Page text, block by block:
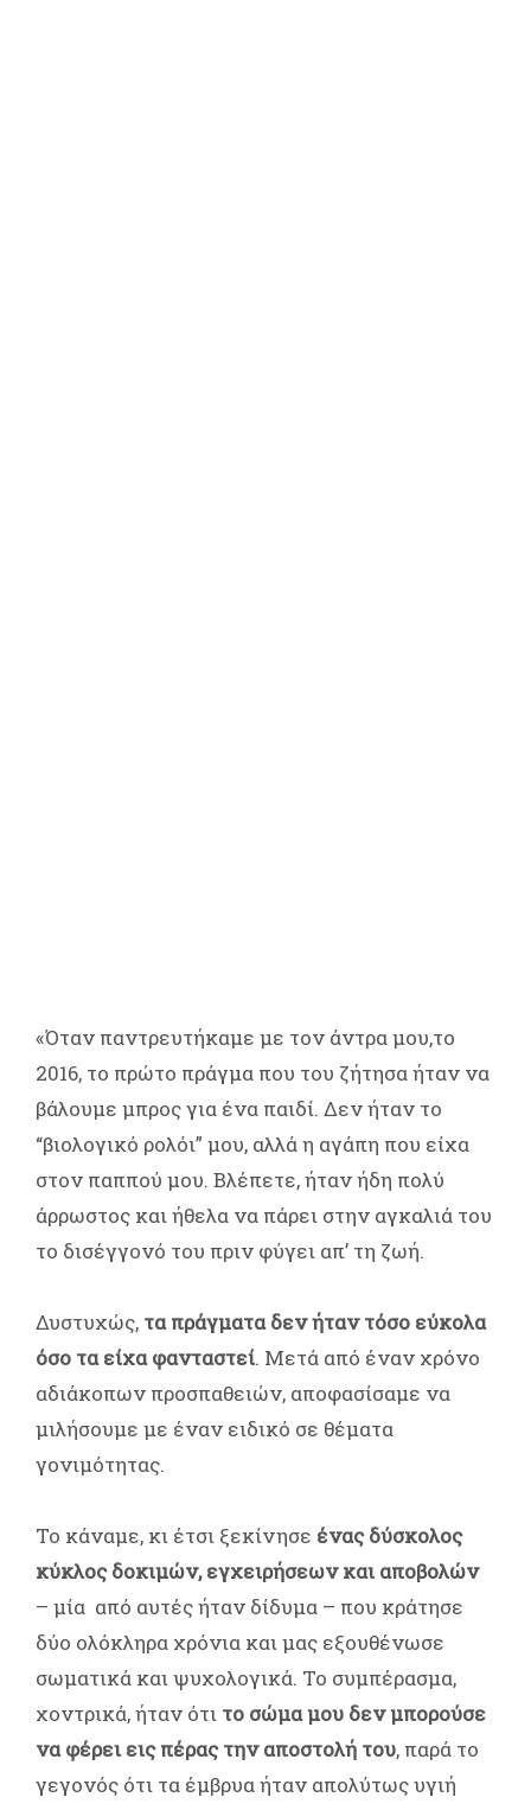
«Όταν παντρευτήκαμε με τον άντρα μου,το
2016, το πρώτο πράγμα που του ζήτησα ήταν να
βάλουμε μπρος για ένα παιδί. Δεν ήταν το
“βιολογικό ρολόι” μου, αλλά η αγάπη που είχα
στον παππού μου. Βλέπετε, ήταν ήδη πολύ
άρρωστος και ήθελα να πάρει στην αγκαλιά του
το δισέγγονό του πριν φύγει απ’ τη ζωή.
Δυστυχώς, τα πράγματα δεν ήταν τόσο εύκολα
όσο τα είχα φανταστεί. Μετά από έναν χρόνο
αδιάκοπων προσπαθειών, αποφασίσαμε να
μιλήσουμε με έναν ειδικό σε θέματα
γονιμότητας.
Το κάναμε, κι έτσι ξεκίνησε ένας δύσκολος
κύκλος δοκιμών, εγχειρήσεων και αποβολών
– μία από αυτές ήταν δίδυμα – που κράτησε
δύο ολόκληρα χρόνια και μας εξουθένωσε
σωματικά και ψυχολογικά. Το συμπέρασμα,
χοντρικά, ήταν ότι το σώμα μου δεν μπορούσε
να φέρει εις πέρας την αποστολή του, παρά το
γεγονός ότι τα έμβρυα ήταν απολύτως υγιή